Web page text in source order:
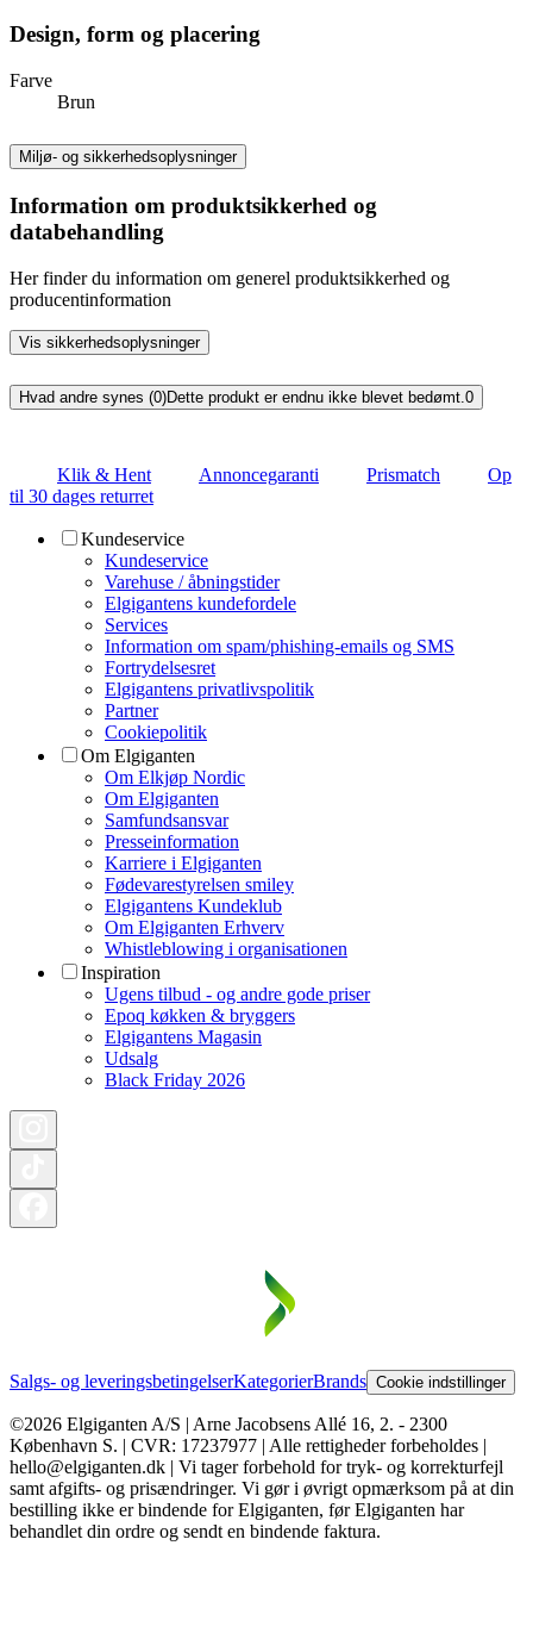
Design, form og placering
Farve
Brun
Miljø- og sikkerhedsoplysninger
Information om produktsikkerhed og
databehandling
Her finder du information om generel produktsikkerhed og
producentinformation
Vis sikkerhedsoplysninger
Hvad andre synes (0)Dette produkt er endnu ikke blevet bedømt.0
Klik & Hent Annoncegaranti Prismatch
Op
til 30 dages returret
Kundeservice
Kundeservice
Varehuse / åbningstider
Elgigantens kundefordele
Services
Information om spam/phishing-emails og SMS
Fortrydelsesret
Elgigantens privatlivspolitik
Partner
Cookiepolitik
Om Elgiganten
Om Elkjøp Nordic
Om Elgiganten
Samfundsansvar
Presseinformation
Karriere i Elgiganten
Fødevarestyrelsen smiley
Elgigantens Kundeklub
Om Elgiganten Erhverv
Whistleblowing i organisationen
Inspiration
Ugens tilbud - og andre gode priser
Epoq køkken & bryggers
Elgigantens Magasin
Udsalg
Black Friday 2026
Salgs- og leveringsbetingelserKategorierBrands Cookie indstillinger
©2026 Elgiganten A/S | Arne Jacobsens Allé 16, 2. - 2300
København S. | CVR: 17237977 | Alle rettigheder forbeholdes |
hello@elgiganten.dk | Vi tager forbehold for tryk- og korrekturfejl
samt afgifts- og prisændringer. Vi gør i øvrigt opmærksom på at din
bestilling ikke er bindende for Elgiganten, før Elgiganten har
behandlet din ordre og sendt en bindende faktura.